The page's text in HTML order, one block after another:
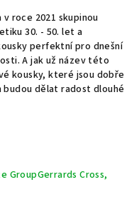
roce 2021 skupinou
30. - 50. let a
perfektní pro dnešní
A jak už název této
kousky, které jsou dobře
dělat radost dlouhé
GroupGerrards Cross,